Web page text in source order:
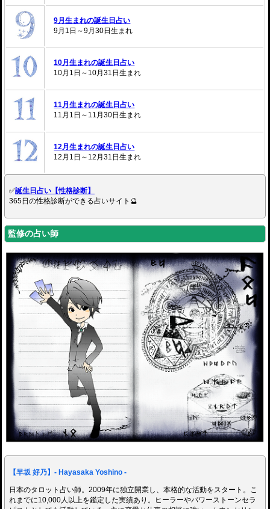
9月生まれの誕生日占い
9月1日～9月30日生まれ
10月生まれの誕生日占い
10月1日～10月31日生まれ
11月生まれの誕生日占い
11月1日～11月30日生まれ
12月生まれの誕生日占い
12月1日～12月31日生まれ
✅誕生日占い【性格診断】
365日の性格診断ができる占いサイト🔮
監修の占い師
【早坂 好乃】- Hayasaka Yoshino -
日本のタロット占い師。2009年に独立開業し、本格的な活動をスタート。こ
れまでに10,000人以上を鑑定した実績あり。ヒーラーやパワーストーンセラ